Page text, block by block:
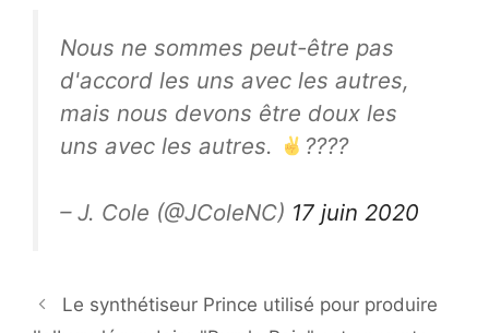
Nous ne sommes peut-être pas
d'accord les uns avec les autres,
mais nous devons être doux les
uns avec les autres.
????
– J. Cole (@JColeNC) 17 juin 2020
Le synthétiseur Prince utilisé pour produire